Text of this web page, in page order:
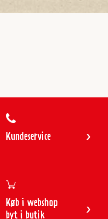
Kundeservice
Køb i webshop
byt i butik